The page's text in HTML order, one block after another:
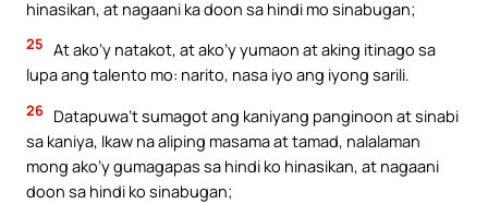
hinasikan, at nagaani ka doon sa hindi mo sinabugan;
25 At ako’y natakot, at ako’y yumaon at aking itinago sa
lupa ang talento mo: narito, nasa iyo ang iyong sarili.
26 Datapuwa’t sumagot ang kaniyang panginoon at sinabi
sa kaniya, Ikaw na aliping masama at tamad, nalalaman
mong ako’y gumagapas sa hindi ko hinasikan, at nagaani
doon sa hindi ko sinabugan;